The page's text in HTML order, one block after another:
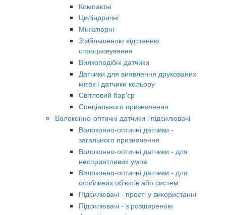
Компактні
Циліндричні
Мініатюрні
З збільшеною відстанню
спрацьовування
Вилкоподібні датчики
Датчики для виявлення друкованих
міток і датчики кольору
Світловий бар'єр
Спеціального призначення
Волоконно-оптичні датчики і підсилювачі
Волоконно-оптичні датчики -
загального призначення
Волоконно-оптичні датчики - для
несприятливих умов
Волоконно-оптичні датчики - для
особливих об'єктів або систем
Підсилювачі - прості у використанні
Підсилювачі - з розширеною